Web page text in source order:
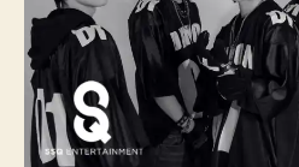
t
l
i
c